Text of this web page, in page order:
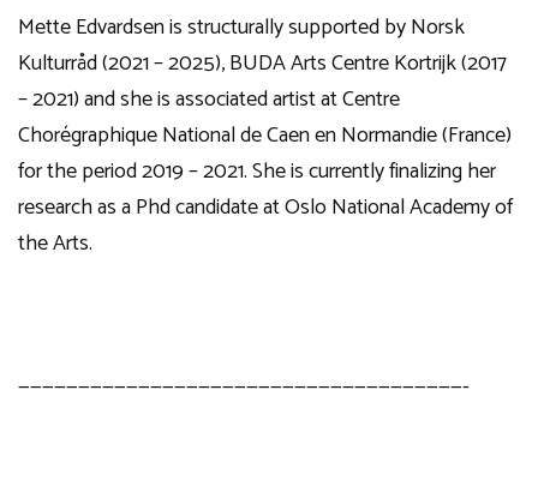
Mette Edvardsen is structurally supported by Norsk
Kulturråd (2021 – 2025), BUDA Arts Centre Kortrijk (2017
– 2021) and she is associated artist at Centre
Chorégraphique National de Caen en Normandie (France)
for the period 2019 – 2021. She is currently finalizing her
research as a Phd candidate at Oslo National Academy of
the Arts.
—————————————————————————————————————-